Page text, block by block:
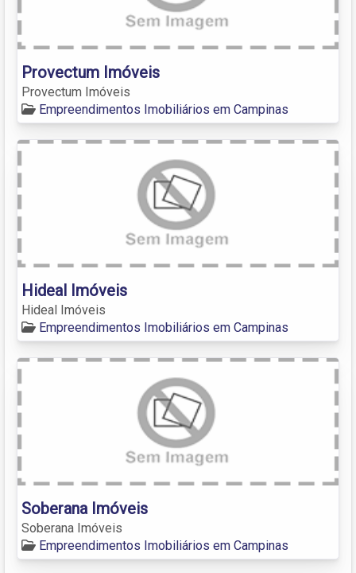
Provectum Imóveis
Provectum Imóveis
Empreendimentos Imobiliários em Campinas
Hideal Imóveis
Hideal Imóveis
Empreendimentos Imobiliários em Campinas
Soberana Imóveis
Soberana Imóveis
Empreendimentos Imobiliários em Campinas